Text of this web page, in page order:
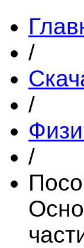
/
/
/